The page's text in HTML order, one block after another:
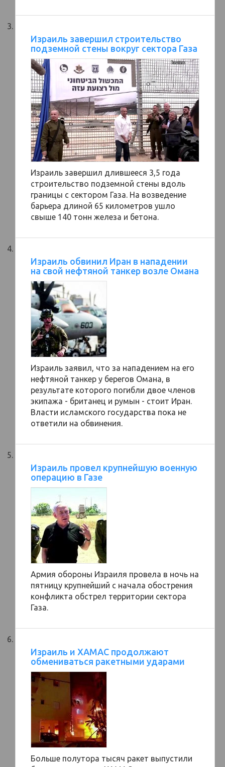
Израиль завершил строительство
подземной стены вокруг сектора Газа
Израиль завершил длившееся 3,5 года
строительство подземной стены вдоль
границы с сектором Газа. На возведение
барьера длиной 65 километров ушло
свыше 140 тонн железа и бетона.
Израиль обвинил Иран в нападении
на свой нефтяной танкер возле Омана
Израиль заявил, что за нападением на его
нефтяной танкер у берегов Омана, в
результате которого погибли двое членов
экипажа - британец и румын - стоит Иран.
Власти исламского государства пока не
ответили на обвинения.
Израиль провел крупнейшую военную
операцию в Газе
Армия обороны Израиля провела в ночь на
пятницу крупнейший с начала обострения
конфликта обстрел территории сектора
Газа.
Израиль и ХАМАС продолжают
обмениваться ракетными ударами
Больше полутора тысяч ракет выпустили